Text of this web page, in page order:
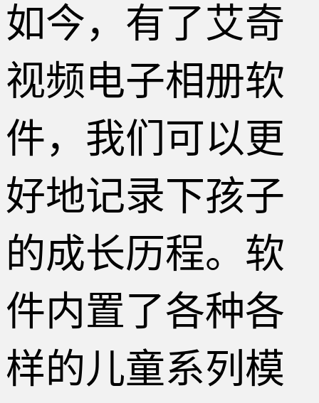
如今，有了艾奇
视频电子相册软
件，我们可以更
好地记录下孩子
的成长历程。软
件内置了各种各
样的儿童系列模